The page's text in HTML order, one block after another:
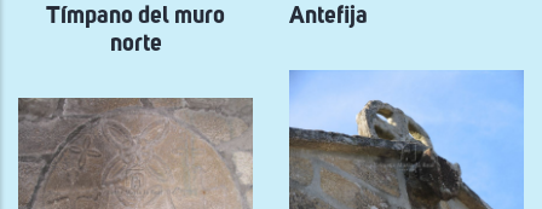
del
sur
Tímpano del muro
norte
Antefija